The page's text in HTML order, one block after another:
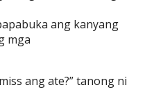
ang kanyang
mga
ang ate?” tanong ni